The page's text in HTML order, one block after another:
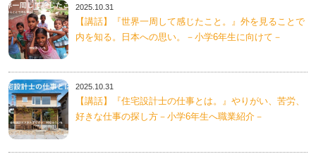
2025.10.31
【講話】『世界一周して感じたこと。』外を見ることで
内を知る。日本への思い。－小学6年生に向けて－
2025.10.31
【講話】『住宅設計士の仕事とは。』やりがい、苦労、
好きな仕事の探し方－小学6年生へ職業紹介－